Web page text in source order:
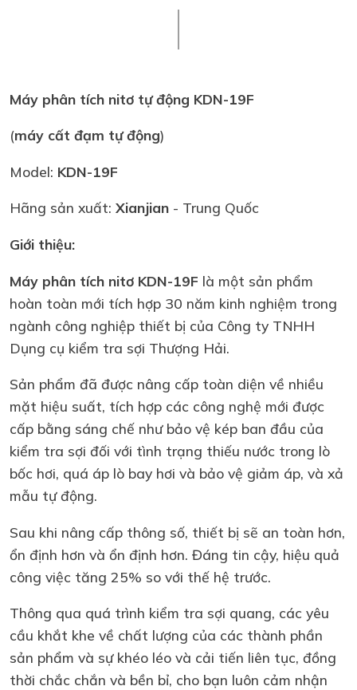
Máy phân tích nitơ tự động KDN-19F
(máy cất đạm tự động)
Model: KDN-19F
Hãng sản xuất: Xianjian - Trung Quốc
Giới thiệu:
Máy phân tích nitơ KDN-19F là một sản phẩm
hoàn toàn mới tích hợp 30 năm kinh nghiệm trong
ngành công nghiệp thiết bị của Công ty TNHH
Dụng cụ kiểm tra sợi Thượng Hải.
Sản phẩm đã được nâng cấp toàn diện về nhiều
mặt hiệu suất, tích hợp các công nghệ mới được
cấp bằng sáng chế như bảo vệ kép ban đầu của
kiểm tra sợi đối với tình trạng thiếu nước trong lò
bốc hơi, quá áp lò bay hơi và bảo vệ giảm áp, và xả
mẫu tự động.
Sau khi nâng cấp thông số, thiết bị sẽ an toàn hơn,
ổn định hơn và ổn định hơn. Đáng tin cậy, hiệu quả
công việc tăng 25% so với thế hệ trước.
Thông qua quá trình kiểm tra sợi quang, các yêu
cầu khắt khe về chất lượng của các thành phần
sản phẩm và sự khéo léo và cải tiến liên tục, đồng
thời chắc chắn và bền bỉ, cho bạn luôn cảm nhận